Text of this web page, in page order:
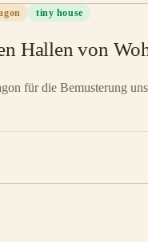
tiny house
Hallen von
für die Bemusterung